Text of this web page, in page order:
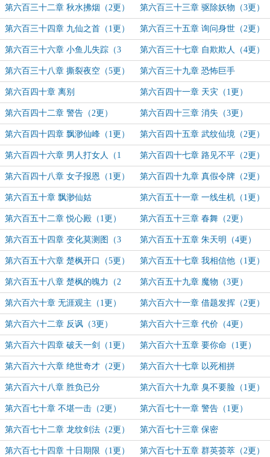
第六百三十二章 秋水拂烟（2更） 第六百三十三章 驱除妖物（3更）
第六百三十四章 九仙之首（1更） 第六百三十五章 询问身世（2更）
第六百三十六章 小鱼儿失踪（3
更）
第六百三十七章 自欺欺人（4更）
第六百三十八章 撕裂夜空（5更） 第六百三十九章 恐怖巨手
第六百四十章 离别 第六百四十一章 天灾（1更）
第六百四十二章 警告（2更） 第六百四十三章 消失（3更）
第六百四十四章 飘渺仙峰（1更） 第六百四十五章 武纹仙境（2更）
第六百四十六章 男人打女人（1
更）
第六百四十七章 路见不平（2更）
第六百四十八章 女子报恩（1更） 第六百四十九章 真假令牌（2更）
第六百五十章 飘渺仙姑 第六百五十一章 一线生机（1更）
第六百五十二章 悦心殿（1更） 第六百五十三章 春舞（2更）
第六百五十四章 变化莫测图（3
更）
第六百五十五章 朱天明（4更）
第六百五十六章 楚枫开口（5更） 第六百五十七章 我相信他（1更）
第六百五十八章 楚枫的魄力（2
更）
第六百五十九章 魔物（3更）
第六百六十章 无涯观主（1更） 第六百六十一章 借题发挥（2更）
第六百六十二章 反讽（3更） 第六百六十三章 代价（4更）
第六百六十四章 破天一剑（1更） 第六百六十五章 要你命（1更）
第六百六十六章 绝世奇才（2更） 第六百六十七章 以死相拼
第六百六十八章 胜负已分 第六百六十九章 臭不要脸（1更）
第六百七十章 不堪一击（2更） 第六百七十一章 警告（1更）
第六百七十二章 龙纹剑法（2更） 第六百七十三章 保密
第六百七十四章 十日期限（1更） 第六百七十五章 群英荟萃（2更）